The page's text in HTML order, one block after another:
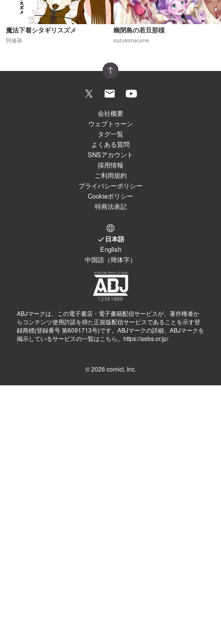
魔法下着シタギリスズメ
阿修羅
幽閉島の若旦那様
suzukimarume
会社概要
ウェブトゥーン
タグ一覧
よくある質問
SNSアカウント
採用情報
ご利用規約
プライバシーポリシー
Cookieポリシー
特商法表記
日本語
English
中国語（簡体字）
ABJマークは、この電子書店・電子書籍配信サービスが、著作権者か
らコンテンツ使用許諾を得た正規版配信サービスであることを示す登
録商標(登録番号 第6091713号)です。ABJマークの詳細、ABJマークを
掲示しているサービスの一覧はこちら。 https://aebs.or.jp/
© 2026 comici, Inc.